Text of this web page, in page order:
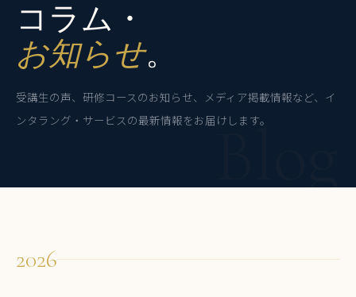
コラム・
お知らせ。
受講生の声、研修コースのお知らせ、メディア掲載情報など、イ
ンタラング・サービスの最新情報をお届けします。
2026